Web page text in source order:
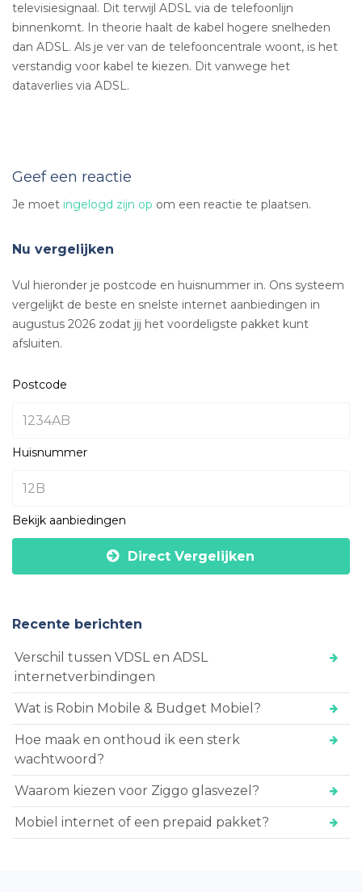
televisiesignaal. Dit terwijl ADSL via de telefoonlijn
binnenkomt. In theorie haalt de kabel hogere snelheden
dan ADSL. Als je ver van de telefooncentrale woont, is het
verstandig voor kabel te kiezen. Dit vanwege het
dataverlies via ADSL.
Geef een reactie
Je moet ingelogd zijn op om een reactie te plaatsen.
Nu vergelijken
Vul hieronder je postcode en huisnummer in. Ons systeem
vergelijkt de beste en snelste internet aanbiedingen in
augustus 2026 zodat jij het voordeligste pakket kunt
afsluiten.
Postcode
Huisnummer
Bekijk aanbiedingen
Direct Vergelijken
Recente berichten
Verschil tussen VDSL en ADSL
internetverbindingen
Wat is Robin Mobile & Budget Mobiel?
Hoe maak en onthoud ik een sterk
wachtwoord?
Waarom kiezen voor Ziggo glasvezel?
Mobiel internet of een prepaid pakket?